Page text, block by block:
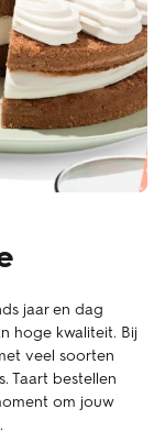
jaar en dag
hoge kwaliteit. Bij
veel soorten
Taart bestellen
om jouw